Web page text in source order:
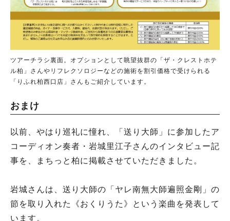
ツアーチラシ裏面。オプションとして眺望抜群の「ザ・クレストホテ
ル柏」さんやリフレクソロジーなどの施術を割引価格で受けられる
「りふれ柏西口店」さんもご紹介しています。
おまけ
以前、やはり巡礼に憧れ、「送り大師」に参加したア
コーディオン奏者・岩城里江子さんのインタビュー記
事を、まちっと柏に掲載させていただきました。
岩城さんは、送り大師の「ヤレ南無大師遍照金剛」の
節を取り入れた《おくりうた》という楽曲を発表して
います。